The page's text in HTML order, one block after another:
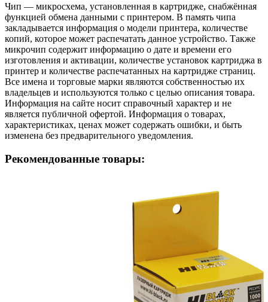
Чип — микросхема, установленная в картридже, снабжённая
функцией обмена данными с принтером. В память чипа
закладывается информация о модели принтера, количестве
копий, которое может распечатать данное устройство. Также
микрочип содержит информацию о дате и времени его
изготовления и активации, количестве установок картриджа в
принтер и количестве распечатанных на картридже страниц.
Все имена и торговые марки являются собственностью их
владельцев и используются только с целью описания товара.
Информация на сайте носит справочный характер и не
является публичной офертой. Информация о товарах,
характеристиках, ценах может содержать ошибки, и быть
изменена без предварительного уведомления.
Рекомендованные товары: